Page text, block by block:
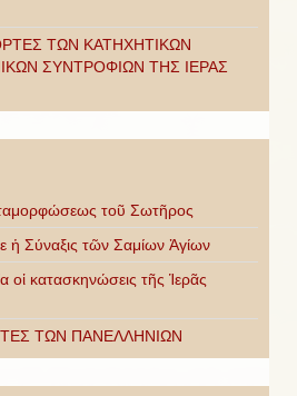
ΤΩΝ ΚΑΤΗΧΗΤΙΚΩΝ
ΣΥΝΤΡΟΦΙΩΝ ΤΗΣ ΙΕΡΑΣ
τοῦ Σωτῆρος
ἡ Σύναξις τῶν Σαμίων Ἁγίων
οἱ κατασκηνώσεις τῆς Ἱερᾶς
ΤΩΝ ΠΑΝΕΛΛΗΝΙΩΝ